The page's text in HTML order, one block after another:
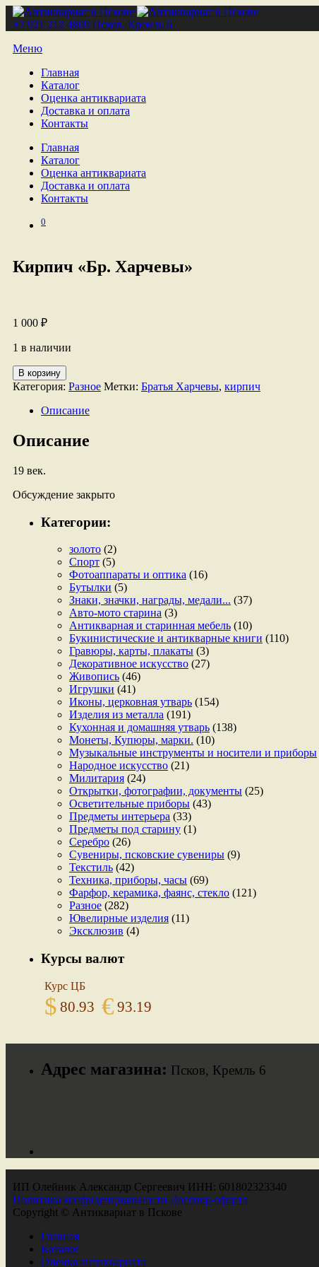
+7 921 212 4809 Псков, Кремль 6
Меню
Главная
Каталог
Оценка антиквариата
Доставка и оплата
Контакты
Главная
Каталог
Оценка антиквариата
Доставка и оплата
Контакты
0
Кирпич «Бр. Харчевы»
1 000 ₽
1 в наличии
Количество
товара
Кирпич
"Бр.
В корзину
Категория: Разное Метки: Братья Харчевы, кирпич
Описание
Описание
19 век.
Обсуждение закрыто
Категории:
золото (2)
Спорт (5)
Фотоаппараты и оптика (16)
Бутылки (5)
Знаки, значки, награды, медали... (37)
Авто-мото старина (3)
Антикварная и старинная мебель (10)
Букинистические и антикварные книги (110)
Гравюры, карты, плакаты (3)
Декоративное искусство (27)
Живопись (46)
Игрушки (41)
Иконы, церковная утварь (154)
Изделия из металла (191)
Кухонная и домашняя утварь (138)
Монеты, Купюры, марки. (10)
Музыкальные инструменты и носители и приборы
Народное искусство (21)
Милитария (24)
Открытки, фотографии, документы (25)
Осветительные приборы (43)
Предметы интерьера (33)
Предметы под старину (1)
Серебро (26)
Сувениры, псковские сувениры (9)
Текстиль (42)
Техника, приборы, часы (69)
Фарфор, керамика, фаянс, стекло (121)
Разное (282)
Ювелирные изделия (11)
Эксклюзив (4)
Курсы валют
Курс ЦБ
$ 80.93 € 93.19
Адрес магазина: Псков, Кремль 6
ИП Олейник Александр Сергеевич ИНН: 601802323340
Политика конфиденциальности Договор-оферта
Copyright © Антиквариат в Пскове
Главная
Каталог
Оценка антиквариата